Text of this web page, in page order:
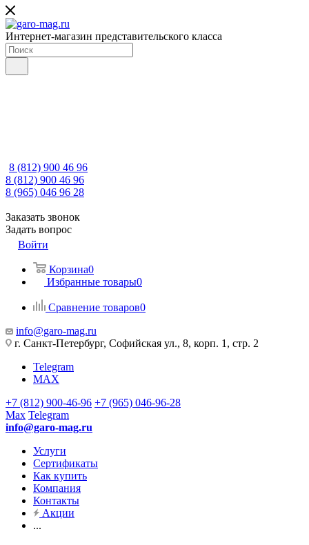
Интернет-магазин представительского класса
8 (812) 900 46 96
8 (812) 900 46 96
8 (965) 046 96 28
Заказать звонок
Задать вопрос
Войти
Корзина0
Избранные товары0
Сравнение товаров0
info@garo-mag.ru
г. Санкт-Петербург, Софийская ул., 8, корп. 1, стр. 2
Telegram
MAX
+7 (812) 900-46-96 +7 (965) 046-96-28
Max Telegram
info@garo-mag.ru
Услуги
Сертификаты
Как купить
Компания
Контакты
Акции
...